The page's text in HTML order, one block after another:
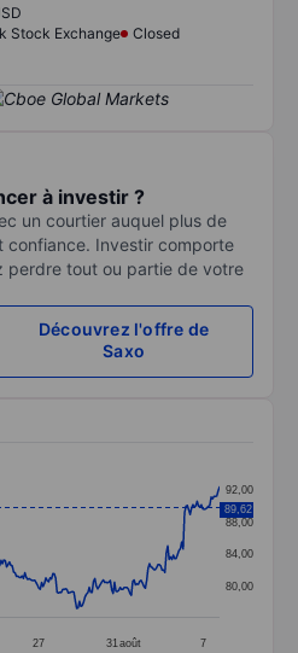
Stock Exchange
Closed
à investir ?
un courtier auquel plus de
confiance. Investir comporte
perdre tout ou partie de votre
Découvrez l'offre de
Saxo
points.
displaying categories.
displaying values. Data
27 31 août 7
80,00
84,00
88,00
92,00
89,62